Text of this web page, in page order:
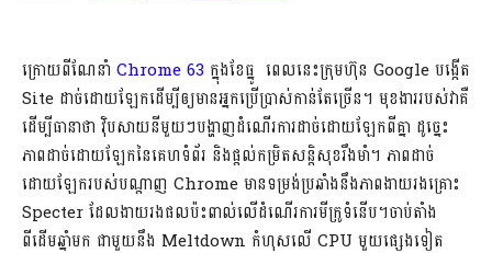
ក្រោយពីណែនាំ Chrome 63 ​ក្នុងខែធ្នូ ពេលនេះក្រុមហ៊ុន Google បង្កើត
Site ដាច់ដោយឡែកដើម្បីឲ្យមានអ្នកប្រើប្រាស់កាន់តែច្រើន។ មុខងាររបស់វាគឺ
ដើម្បីធានាថា​ វ៉ិបសាយនីមួយៗបង្ហាញដំណើរការដាច់ដោយឡែកពីគ្នា ដូច្នេះ
ភាពដាច់ដោយឡែកនៃគេហទំព័រ និងផ្តល់កម្រិតសន្តិសុខរឹងមាំ។ ភាពដាច់
ដោយឡែករបស់បណ្តាញ Chrome មានទម្រង់ប្រឆាំងនឹងភាពងាយរងគ្រោះ
Specter ដែលងាយរងផលប៉ះពាល់លើដំណើរការមីក្រូទំនើប។ចាប់តាំង
ពីដើមឆ្នាំមក ជាមួយនឹង Meltdown កំហុសលើ CPU មួយផ្សេងទៀត